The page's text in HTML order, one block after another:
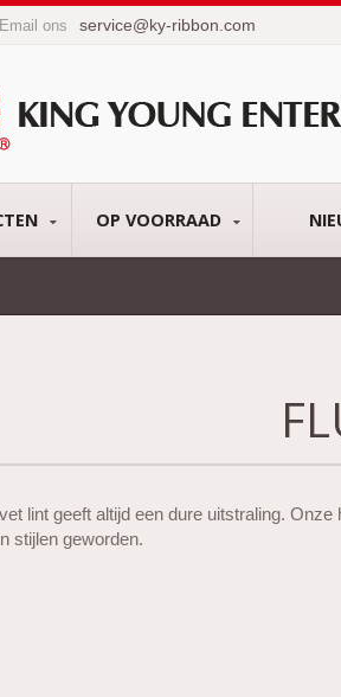
Email ons service@ky-ribbon.com
OP VOORRAAD
lint geeft altijd een dure uitstraling.
stijlen geworden.